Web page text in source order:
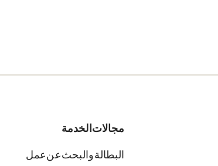
مجالات الخدمة
البطالة والبحث عن عمل